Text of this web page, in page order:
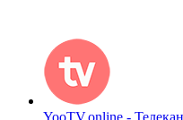
YooTV.online -